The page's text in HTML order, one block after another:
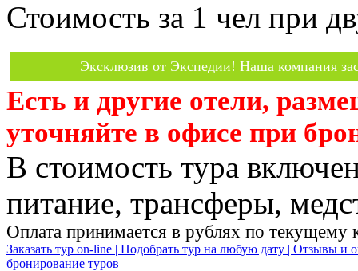
Стоимость за 1 чел при
Эксклюзив от Экспедии! Наша компания
Есть и другие отели,
уточняйте в офисе при
В стоимость тура
питание, трансферы,
Оплата принимается в рублях по текущему
Заказать тур on-line | Подобрать тур на любую дату | Отзывы и
бронирование туров